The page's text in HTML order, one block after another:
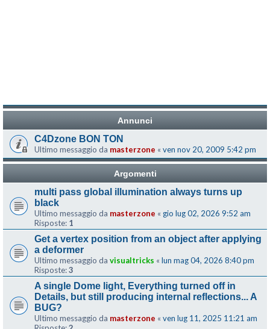
Annunci
C4Dzone BON TON
Ultimo messaggio da masterzone « ven nov 20, 2009 5:42 pm
Argomenti
multi pass global illumination always turns up
black
Ultimo messaggio da masterzone « gio lug 02, 2026 9:52 am
Risposte: 1
Get a vertex position from an object after applying
a deformer
Ultimo messaggio da visualtricks « lun mag 04, 2026 8:40 pm
Risposte:3
A single Dome light, Everything turned off in
Details, but still producing internal reflections... A
BUG?
Ultimo messaggio da masterzone « ven lug 11, 2025 11:21 am